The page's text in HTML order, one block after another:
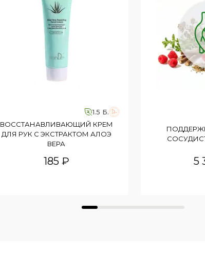
1.5 Б.
ВОССТАНАВЛИВАЮЩИЙ КРЕМ
ДЛЯ РУК С ЭКСТРАКТОМ АЛОЭ
ВЕРА
185 ₽ 5